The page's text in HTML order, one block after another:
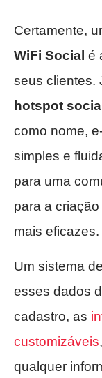
Certamente,
WiFi Social é
seus clientes.
hotspot
como nome,
simples e
para uma
para a
mais eficazes.
Um sistema
esses dados
cadastro, as
customizáveis
qualquer